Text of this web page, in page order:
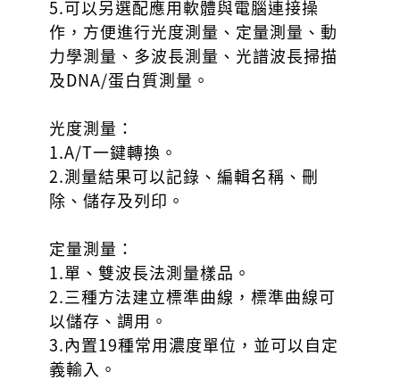
5.可以另選配應用軟體與電腦連接操
作，方便進行光度測量、定量測量、動
力學測量、多波長測量、光譜波長掃描
及DNA/蛋白質測量。
光度測量：
1.A/T一鍵轉換。
2.測量結果可以記錄、編輯名稱、刪
除、儲存及列印。
定量測量：
1.單、雙波長法測量樣品。
2.三種方法建立標準曲線，標準曲線可
以儲存、調用。
3.內置19種常用濃度單位，並可以自定
義輸入。